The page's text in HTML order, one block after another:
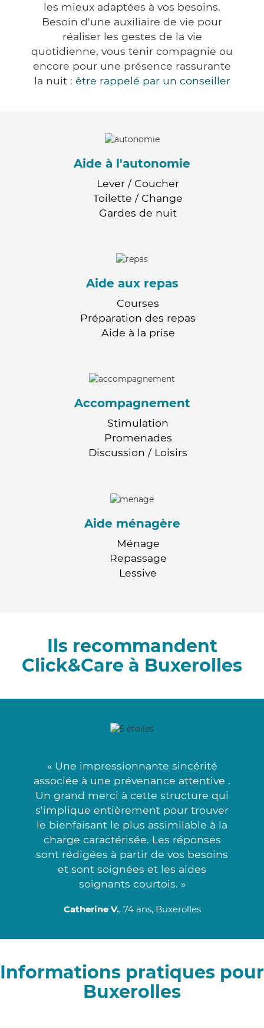
les mieux adaptées à vos besoins.
Besoin d'une auxiliaire de vie pour
réaliser les gestes de la vie
quotidienne, vous tenir compagnie ou
encore pour une présence rassurante
la nuit : être rappelé par un conseiller
Aide à l'autonomie
Lever / Coucher
Toilette / Change
Gardes de nuit
Aide aux repas
Courses
Préparation des repas
Aide à la prise
Accompagnement
Stimulation
Promenades
Discussion / Loisirs
Aide ménagère
Ménage
Repassage
Lessive
Ils recommandent
Click&Care à Buxerolles
« Une impressionnante sincérité
associée à une prévenance attentive .
Un grand merci à cette structure qui
s'implique entièrement pour trouver
le bienfaisant le plus assimilable à la
charge caractérisée. Les réponses
sont rédigées à partir de vos besoins
et sont soignées et les aides
soignants courtois. »
Catherine V., 74 ans, Buxerolles
Informations pratiques pour
Buxerolles